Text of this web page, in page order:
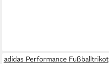
adidas Performance Fußballtrikot